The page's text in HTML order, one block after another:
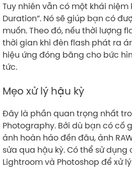
Tuy nhiên vẫn có một khái niệm
Duration”. Nó sẽ giúp bạn có
muốn. Theo đó, nếu thời lượng
thời gian khi đèn flash phát ra
hiệu ứng đóng băng cho bức
tức.
Mẹo xử lý hậu kỳ
Đây là phần quan trọng nhất
Photography. Bởi dù bạn có cố
ảnh hoàn hảo đến đâu, ảnh
sửa qua hậu kỳ. Có thể sử
Lightroom và Photoshop để xử